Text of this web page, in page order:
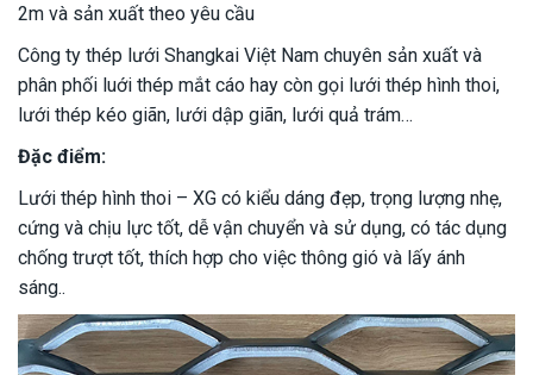
2m và sản xuất theo yêu cầu
Công ty thép lưới Shangkai Việt Nam chuyên sản xuất và
phân phối luới thép mắt cáo hay còn gọi lưới thép hình thoi,
lưới thép kéo giãn, lưới dập giãn, lưới quả trám…
Đặc điểm:
Lưới thép hình thoi – XG có kiểu dáng đẹp, trọng lượng nhẹ,
cứng và chịu lực tốt, dễ vận chuyển và sử dụng, có tác dụng
chống trượt tốt, thích hợp cho việc thông gió và lấy ánh
sáng..